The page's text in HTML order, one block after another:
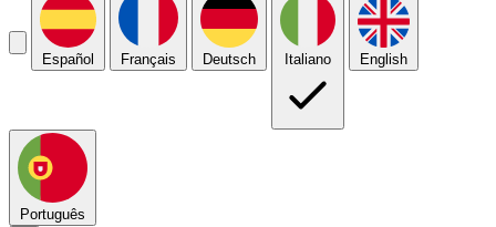
Español Français Deutsch Italiano English
Português